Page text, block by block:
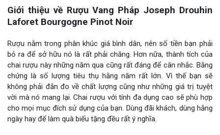
Giới thiệu về Rượu Vang Pháp Joseph Drouhin
Laforet Bourgogne Pinot Noir
Rượu nằm trong phân khúc giá bình dân, nên số tiền bạn phải
bỏ ra để sở hữu nó là rất phải chăng. Hơn nữa, thành tích của
chai rượu này những năm qua cũng rất đáng để cân nhắc. Bằng
chứng là số lượng tiêu thụ hằng năm rất lớn. Vì thế bạn sẽ
không phải đắn đo về chất lượng cũng như những giá trị tuyệt
vời mà nó mang lại. Chai rượu với tính đa dụng cao sẽ phù hợp
cho mọi mục đích sử dụng của bạn. Dùng đãi khách, dùng hằng
ngày hay để làm quà biếu tặng đều rất ý nghĩa.